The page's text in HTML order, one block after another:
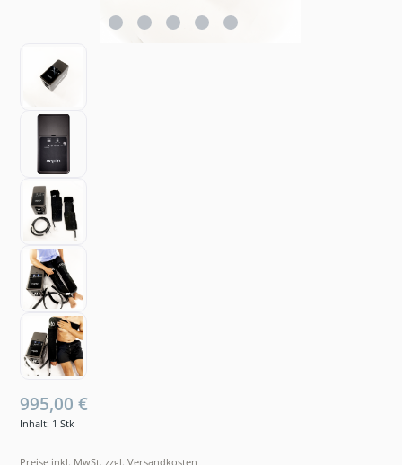
995,00 €
Inhalt: 1 Stk
Preise inkl. MwSt. zzgl. Versandkosten